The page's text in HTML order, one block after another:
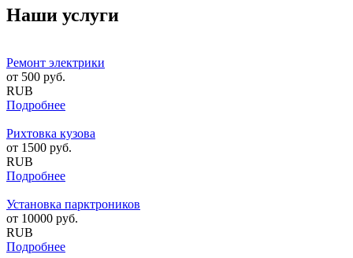
Наши услуги
Ремонт электрики
от 500 руб.
RUB
Подробнее
Рихтовка кузова
от 1500 руб.
RUB
Подробнее
Установка парктроников
от 10000 руб.
RUB
Подробнее